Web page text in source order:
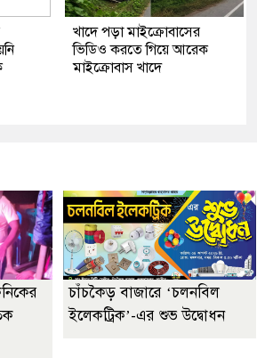
খাদে পড়া মাইক্রোবাসের
ভিডিও করতে গিয়ে আরেক
মাইক্রোবাস খাদে
চাঁচকৈড় বাজারে ‘চলনবিল
ইলেকট্রিক’-এর শুভ উদ্বোধন